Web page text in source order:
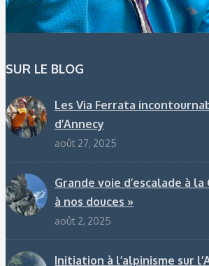
SUR LE BLOG
Les Via Ferrata
d’Annecy
août 27, 2025
Grande voie d’escalade à la
à nos douces »
août 2, 2025
Initiation à l’alpinisme sur